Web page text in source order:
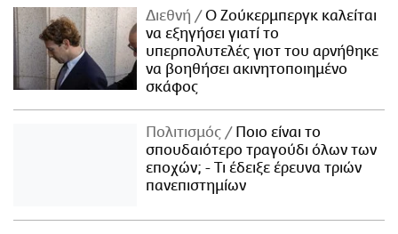
Διεθνή
Ο Ζούκερμπεργκ καλείται
να εξηγήσει γιατί το
υπερπολυτελές γιοτ του αρνήθηκε
να βοηθήσει ακινητοποιημένο
σκάφος
Πολιτισμός
Ποιο είναι το
σπουδαιότερο τραγούδι όλων των
εποχών; - Τι έδειξε έρευνα τριών
πανεπιστημίων